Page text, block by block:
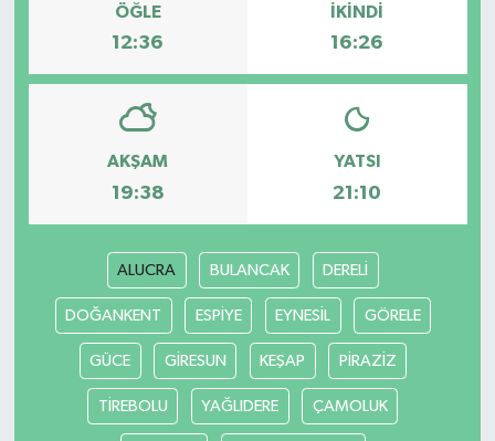
ÖĞLE
12:36
İKINDI
16:26
AKŞAM
19:38
YATSI
21:10
ALUCRA BULANCAK DERELİ
DOĞANKENT ESPİYE EYNESİL GÖRELE
GÜCE GİRESUN KEŞAP PİRAZİZ
TİREBOLU YAĞLIDERE ÇAMOLUK